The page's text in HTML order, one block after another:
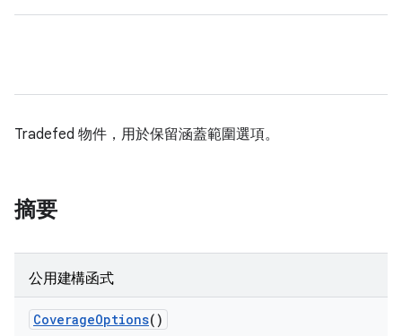
Tradefed 物件，用於保留涵蓋範圍選項。
摘要
公用建構函式
CoverageOptions()